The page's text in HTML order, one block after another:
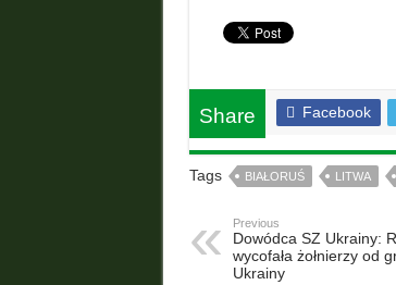
Share Facebook
Tags BIAŁORUŚ LITWA
Previous
Dowódca SZ Ukrainy:
wycofała żołnierzy od
Ukrainy